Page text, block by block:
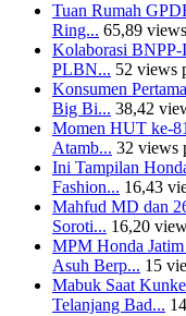
Tuan Rumah
Ring... 65,89
Kolaborasi BNPP-
PLBN... 52 views
Konsumen
Big Bi... 38,42
Momen HUT ke-
Atamb... 32 views
Ini Tampilan
Fashion... 16,43
Mahfud MD dan
Soroti... 16,20
MPM Honda
Asuh Berp... 15
Mabuk Saat
Telanjang Bad...